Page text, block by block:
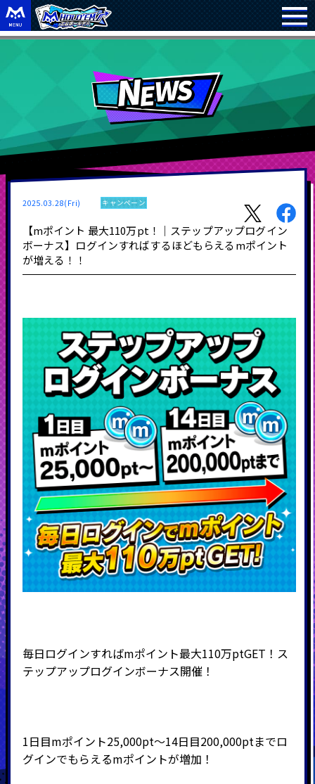
2025.03.28(Fri) キャンペーン
【mポイント 最大110万pt！｜ステップアップログイン
ボーナス】ログインすればするほどもらえるmポイント
が増える！！
毎日ログインすればmポイント最大110万ptGET！ス
テップアップログインボーナス開催！
1日目mポイント25,000pt～14日目200,000ptまでロ
グインでもらえるmポイントが増加！